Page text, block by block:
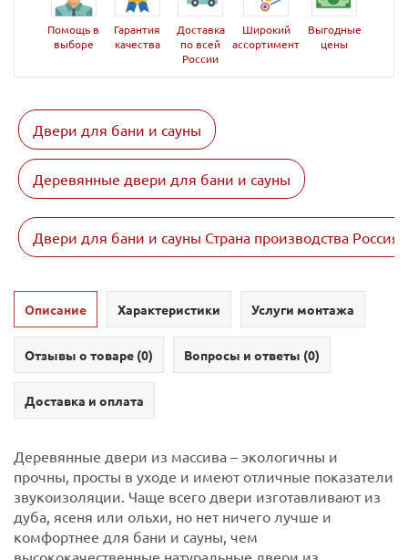
Помощь в
выборе
Гарантия
качества
Доставка
по всей
России
Широкий
ассортимент
Выгодные
цены
Двери для бани и сауны
Деревянные двери для бани и сауны
Двери для бани и сауны Страна производства Россия
Описание Характеристики Услуги монтажа
Отзывы о товаре (0) Вопросы и ответы (0)
Доставка и оплата
Деревянные двери из массива – экологичны и
прочны, просты в уходе и имеют отличные показатели
звукоизоляции. Чаще всего двери изготавливают из
дуба, ясеня или ольхи, но нет ничего лучше и
комфортнее для бани и сауны, чем
высококачественные натуральные двери из